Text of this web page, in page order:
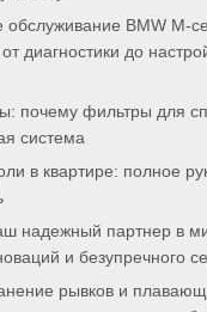
BMW M-
диагностики до
почему фильтры для
система
в квартире: полное
надежный партнер в
и безупречного
рывков и